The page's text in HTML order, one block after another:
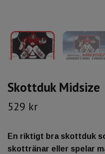
Skottduk Midsize
529 kr
En riktigt bra skottduk
skottränar eller spelar